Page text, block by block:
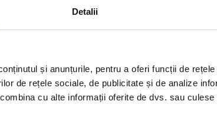
Detalii
și anunțurile, pentru a oferi funcții de
de rețele sociale, de publicitate și de analize
cu alte informații oferite de dvs. sau
să depășească limitele, să surprindă și
Categorii